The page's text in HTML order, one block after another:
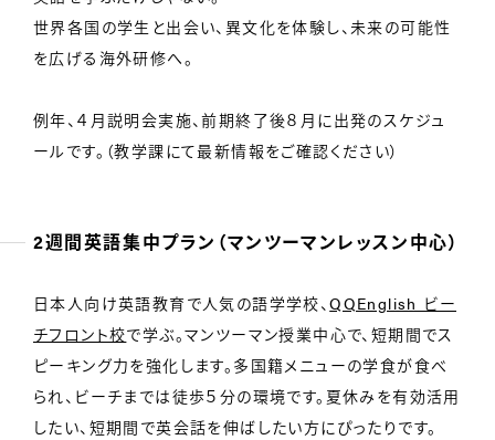
世界各国の学生と出会い、異文化を体験し、未来の可能性
を広げる海外研修へ。
例年、４月説明会実施、前期終了後８月に出発のスケジュ
ールです。（教学課にて最新情報をご確認ください）
2週間英語集中プラン（マンツーマンレッスン中心）
日本人向け英語教育で人気の語学学校、QQEnglish ビー
チフロント校で学ぶ。マンツーマン授業中心で、短期間でス
ピーキング力を強化します。多国籍メニューの学食が食べ
られ、ビーチまでは徒歩５分の環境です。夏休みを有効活用
したい、短期間で英会話を伸ばしたい方にぴったりです。